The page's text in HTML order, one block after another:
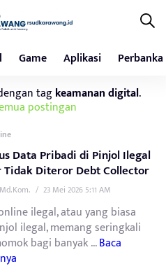
Game Aplikasi
tagkeamanan digital.
postingan
Data Pribadi di Pinjol Ilegal
Tidak Diteror Debt Collector
/ 23 Mei 2026 5:11 AM
ilegal, atau yang biasa
ilegal, memang seringkali
bagi banyak ...Baca